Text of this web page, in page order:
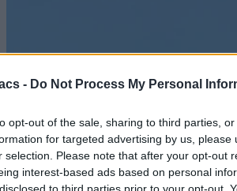
- Do Not Process My Personal
opt-out of the sale, sharing to third parties,
for targeted advertising by us,
selection. Please note that after your opt-out
interest-based ads based on personal